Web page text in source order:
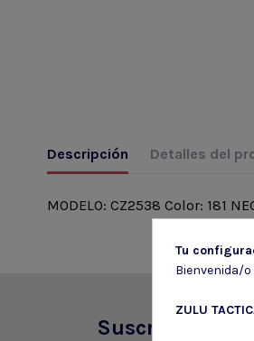
Descripción Detalles del
MODELO: CZ2538 Color: 181
Suscríbete a
Tu
Bienvenida/
ZULU